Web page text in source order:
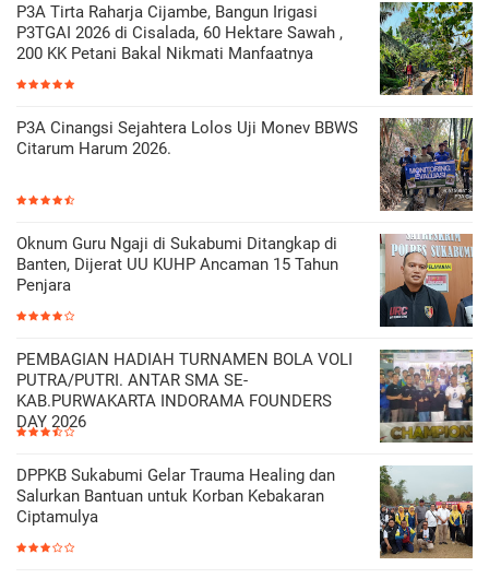
P3A Tirta Raharja Cijambe, Bangun Irigasi
P3TGAI 2026 di Cisalada, 60 Hektare Sawah ,
200 KK Petani Bakal Nikmati Manfaatnya
P3A Cinangsi Sejahtera Lolos Uji Monev BBWS
Citarum Harum 2026.
Oknum Guru Ngaji di Sukabumi Ditangkap di
Banten, Dijerat UU KUHP Ancaman 15 Tahun
Penjara
PEMBAGIAN HADIAH TURNAMEN BOLA VOLI
PUTRA/PUTRI. ANTAR SMA SE-
KAB.PURWAKARTA INDORAMA FOUNDERS
DAY 2026
DPPKB Sukabumi Gelar Trauma Healing dan
Salurkan Bantuan untuk Korban Kebakaran
Ciptamulya